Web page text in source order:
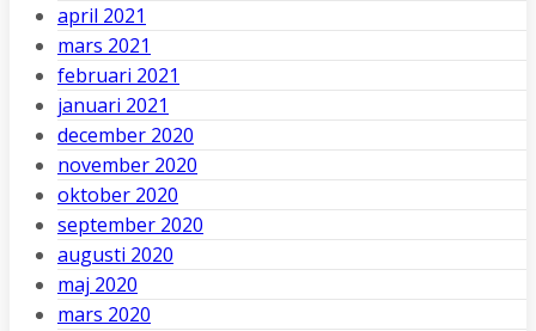
april 2021
mars 2021
februari 2021
januari 2021
december 2020
november 2020
oktober 2020
september 2020
augusti 2020
maj 2020
mars 2020